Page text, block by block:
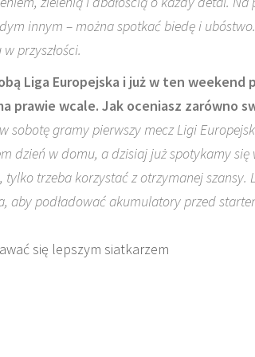
innym – można spotkać biedę i
przyszłości.
Liga Europejska i już w ten weekend
prawie wcale. Jak oceniasz zarówno
sobotę gramy pierwszy mecz Ligi
dzień w domu, a dzisiaj już spotykamy
trzeba korzystać z otrzymanej szansy.
aby podładować akumulatory przed
się lepszym siatkarzem